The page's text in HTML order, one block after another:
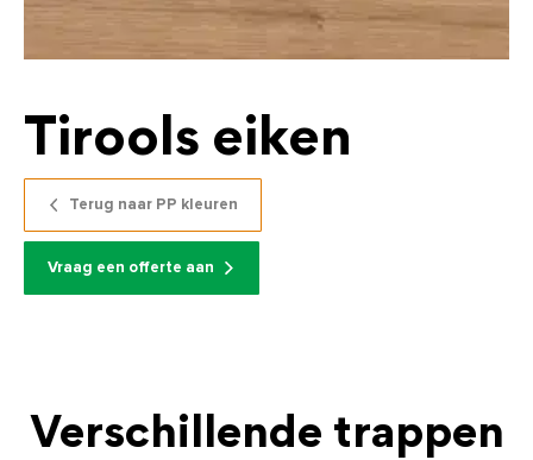
Tirools eiken
Terug naar PP kleuren
Vraag een offerte aan
Verschillende trappen